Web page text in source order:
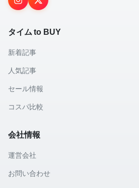
タイム to BUY
新着記事
人気記事
セール情報
コスパ比較
会社情報
運営会社
お問い合わせ